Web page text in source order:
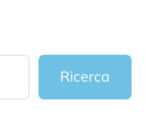
Ricerca